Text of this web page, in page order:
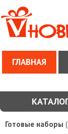
ГЛАВНАЯ
Готовые наборы